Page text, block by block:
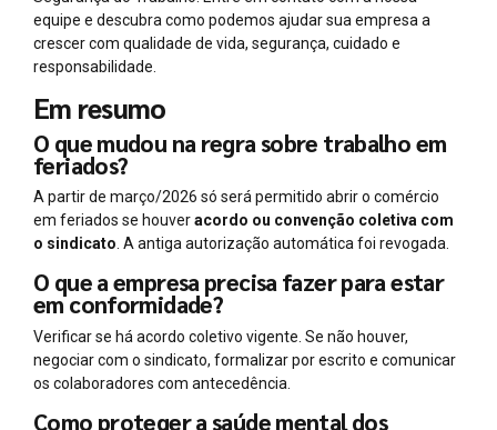
equipe e descubra como podemos ajudar sua empresa a
crescer com qualidade de vida, segurança, cuidado e
responsabilidade.
Em resumo
O que mudou na regra sobre trabalho em
feriados?
A partir de março/2026 só será permitido abrir o comércio
em feriados se houveracordo ou convenção coletiva com
o sindicato. A antiga autorização automática foi revogada.
O que a empresa precisa fazer para estar
em conformidade?
Verificar se há acordo coletivo vigente. Se não houver,
negociar com o sindicato, formalizar por escrito e comunicar
os colaboradores com antecedência.
Como proteger a saúde mental dos